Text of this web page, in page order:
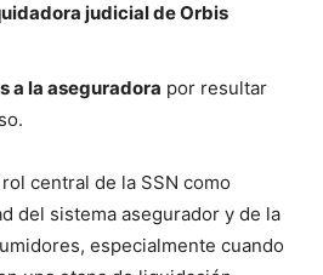
judicial de Orbis
a la aseguradora por resultar
central de la SSN como
del sistema asegurador y de la
especialmente cuando